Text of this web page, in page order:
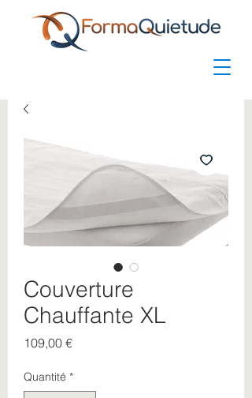
Couverture
Chauffante XL
109,00 €Prix
Quantité *